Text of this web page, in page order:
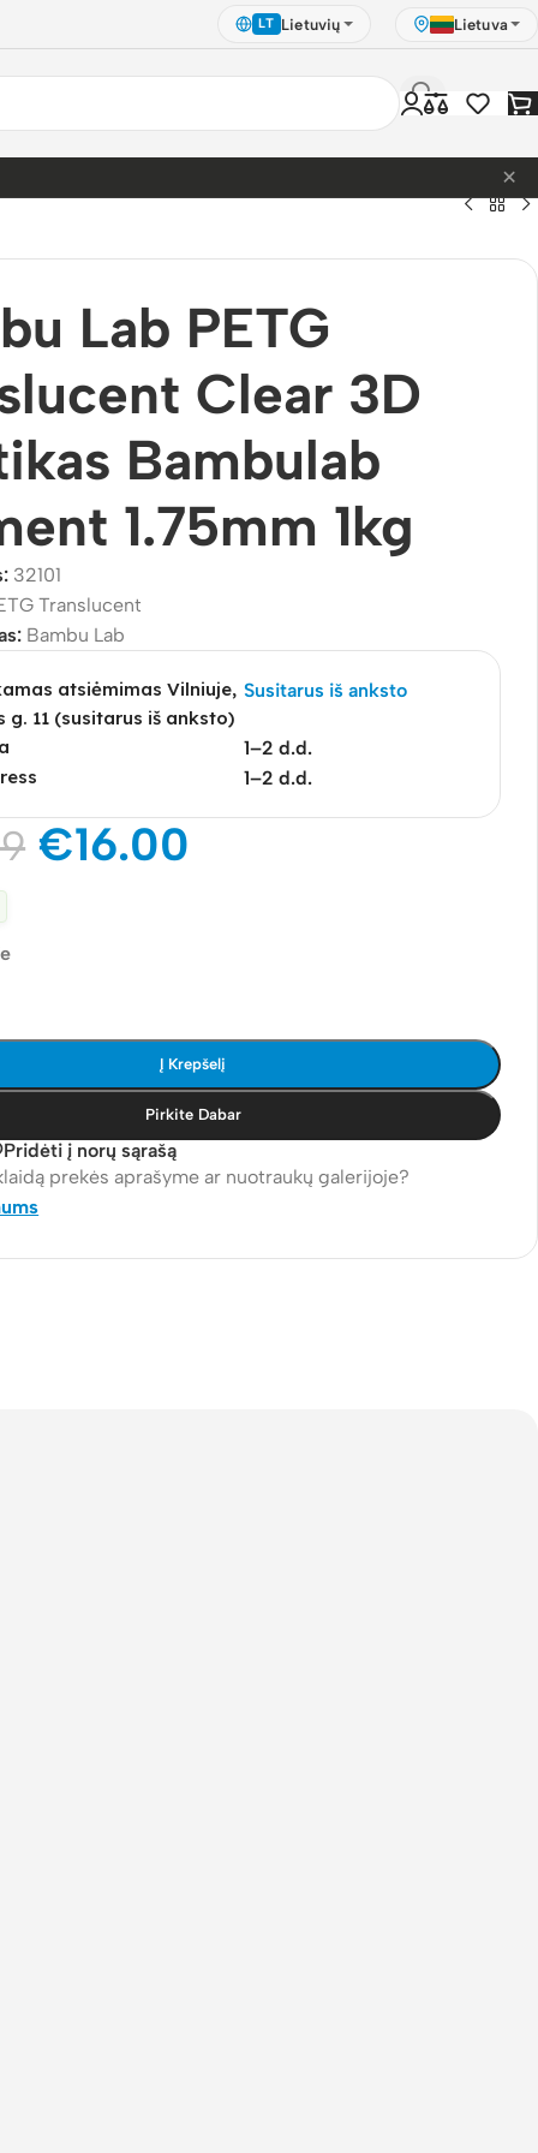
LT Lietuvių Lietuva
×
Lab PETG
Clear 3D
Bambulab
1.75mm 1kg
32101
Translucent
Bambu Lab
atsiėmimas Vilniuje,
g. 11 (susitarus iš anksto)
Susitarus iš anksto
1–2 d.d.
1–2 d.d.
€16.00
Į Krepšelį
Pirkite Dabar
Pridėti į norų sąrašą
prekės aprašyme ar nuotraukų galerijoje?